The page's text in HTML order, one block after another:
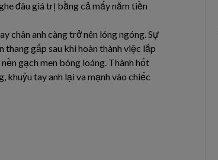
đâu giá trị bằng cả mấy năm tiền
chân anh càng trở nên lóng ngóng. Sự
gấp sau khi hoàn thành việc lắp
gạch men bóng loáng. Thành hốt
tay anh lại va mạnh vào chiếc